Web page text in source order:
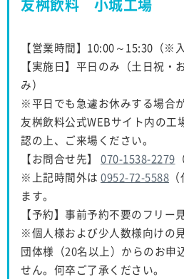
友桝飲料 小城工場
【営業時間】10:00～15:30（※
【実施日】平日のみ（土日祝・
み）
※平日でも急遽お休みする場合
友桝飲料公式WEBサイト内の工
認の上、ご来場ください。
【お問合せ先】 070-1538-2279
※上記時間外は 0952-72-5588
ます。
【予約】事前予約不要のフリー
※個人様および少人数様向けの
団体様（20名以上）からのお申
せん。何卒ご了承ください。